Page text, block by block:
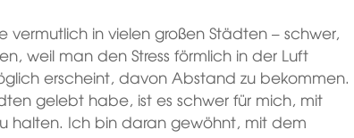
vermutlich in vielen großen Städten – schwer,
weil man den Stress förmlich in der Luft
erscheint, davon Abstand zu bekommen.
gelebt habe, ist es schwer für mich, mit
halten. Ich bin daran gewöhnt, mit dem